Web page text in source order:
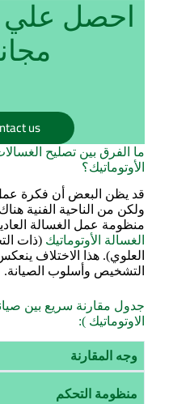
احصل علي
us
ما الفرق بين تصليح
الأوتوماتيك؟
قد يظن البعض أن فكرة
ولكن من الناحية الفنية
منظومة عمل الغسالة
الغسالة الأوتوماتيك (ذات
العلوي). هذا الاختلاف
التشخيص وأسلوب الصيانة.
جدول مقارنة سريع بين
الاوتوماتيك ):
وجه المقارنة
منظومة التحكم